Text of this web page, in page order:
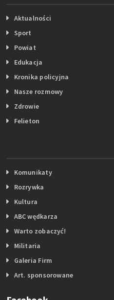
Aktualności
Sport
Powiat
Edukacja
Kronika policyjna
Nasze rozmowy
Zdrowie
Felieton
Komunikaty
Rozrywka
Kultura
ABC wędkarza
Warto zobaczyć!
Militaria
Galeria Firm
Art. sponsorowane